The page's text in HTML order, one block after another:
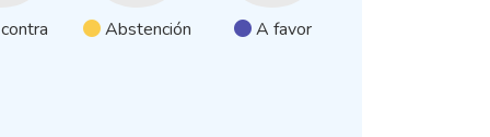
Abstención A favor